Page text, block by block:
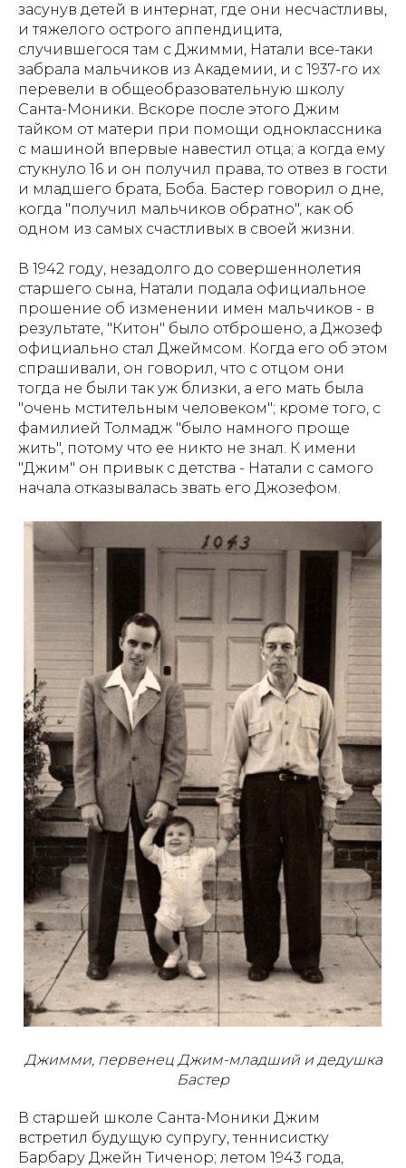
засунув детей в интернат, где они несчастливы,
и тяжелого острого аппендицита,
случившегося там с Джимми, Натали все-таки
забрала мальчиков из Академии, и с 1937-го их
перевели в общеобразовательную школу
Санта-Моники. Вскоре после этого Джим
тайком от матери при помощи одноклассника
с машиной впервые навестил отца; а когда ему
стукнуло 16 и он получил права, то отвез в гости
и младшего брата, Боба. Бастер говорил о дне,
когда "получил мальчиков обратно", как об
одном из самых счастливых в своей жизни.
В 1942 году, незадолго до совершеннолетия
старшего сына, Натали подала официальное
прошение об изменении имен мальчиков - в
результате, "Китон" было отброшено, а Джозеф
официально стал Джеймсом. Когда его об этом
спрашивали, он говорил, что с отцом они
тогда не были так уж близки, а его мать была
"очень мстительным человеком"; кроме того, с
фамилией Толмадж "было намного проще
жить", потому что ее никто не знал. К имени
"Джим" он привык с детства - Натали с самого
начала отказывалась звать его Джозефом.
Джимми, первенец Джим-младший и дедушка
Бастер
В старшей школе Санта-Моники Джим
встретил будущую супругу, теннисистку
Барбару Джейн Тиченор; летом 1943 года,